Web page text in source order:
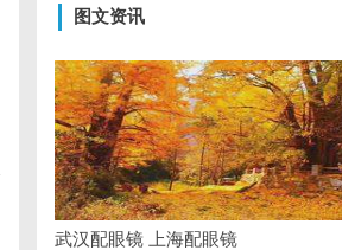
图文资讯
武汉配眼镜 上海配眼镜